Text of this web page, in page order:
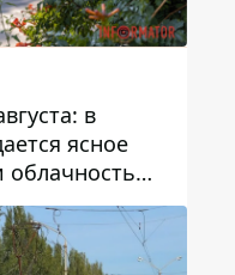
в
ясное
облачность